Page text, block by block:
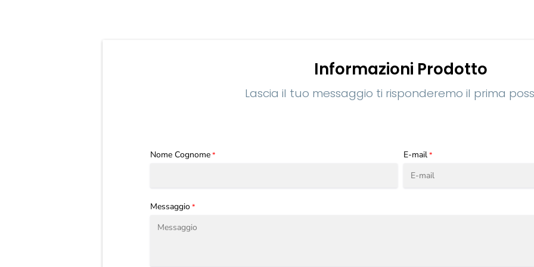
Informazioni Prodotto
Lascia il tuo messaggio ti risponderemo il prima
Nome Cognome* E-mail*
Messaggio*